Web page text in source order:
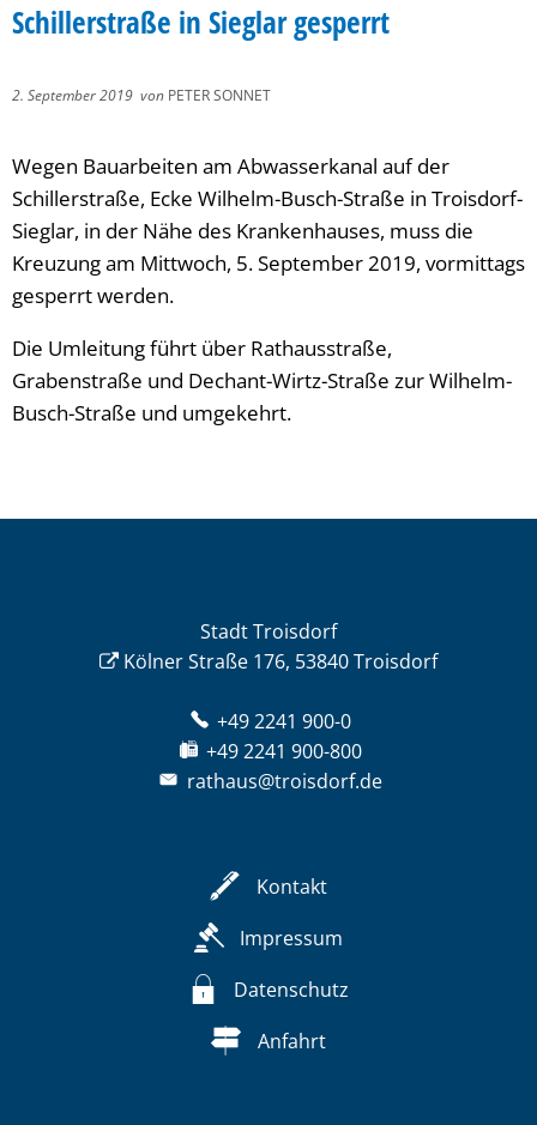
Schillerstraße in Sieglar gesperrt
2. September 2019 von PETER SONNET
Wegen Bauarbeiten am Abwasserkanal auf der
Schillerstraße, Ecke Wilhelm-Busch-Straße in Troisdorf-
Sieglar, in der Nähe des Krankenhauses, muss die
Kreuzung am Mittwoch, 5. September 2019, vormittags
gesperrt werden.
Die Umleitung führt über Rathausstraße,
Grabenstraße und Dechant-Wirtz-Straße zur Wilhelm-
Busch-Straße und umgekehrt.
Stadt Troisdorf
Kölner Straße 176, 53840 Troisdorf
+49 2241 900-0
+49 2241 900-800
rathaus@troisdorf.de
Kontakt
Impressum
Datenschutz
Anfahrt